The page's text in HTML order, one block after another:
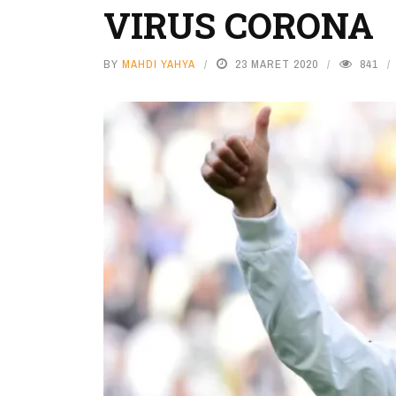
VIRUS CORONA
BY MAHDI YAHYA 23 MARET 2020 841